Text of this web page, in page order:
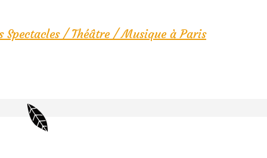
Spectacles / Théâtre / Musique à Paris